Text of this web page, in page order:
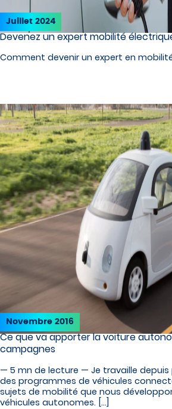
Juillet 2024
Devenez un expert mobilité
Comment devenir un expert en
Novembre 2016
Ce que va apporter la voiture
campagnes
— 5 mn de lecture — Je travaille depuis
des programmes de véhicules
sujets de mobilité que nous
véhicules autonomes. […]